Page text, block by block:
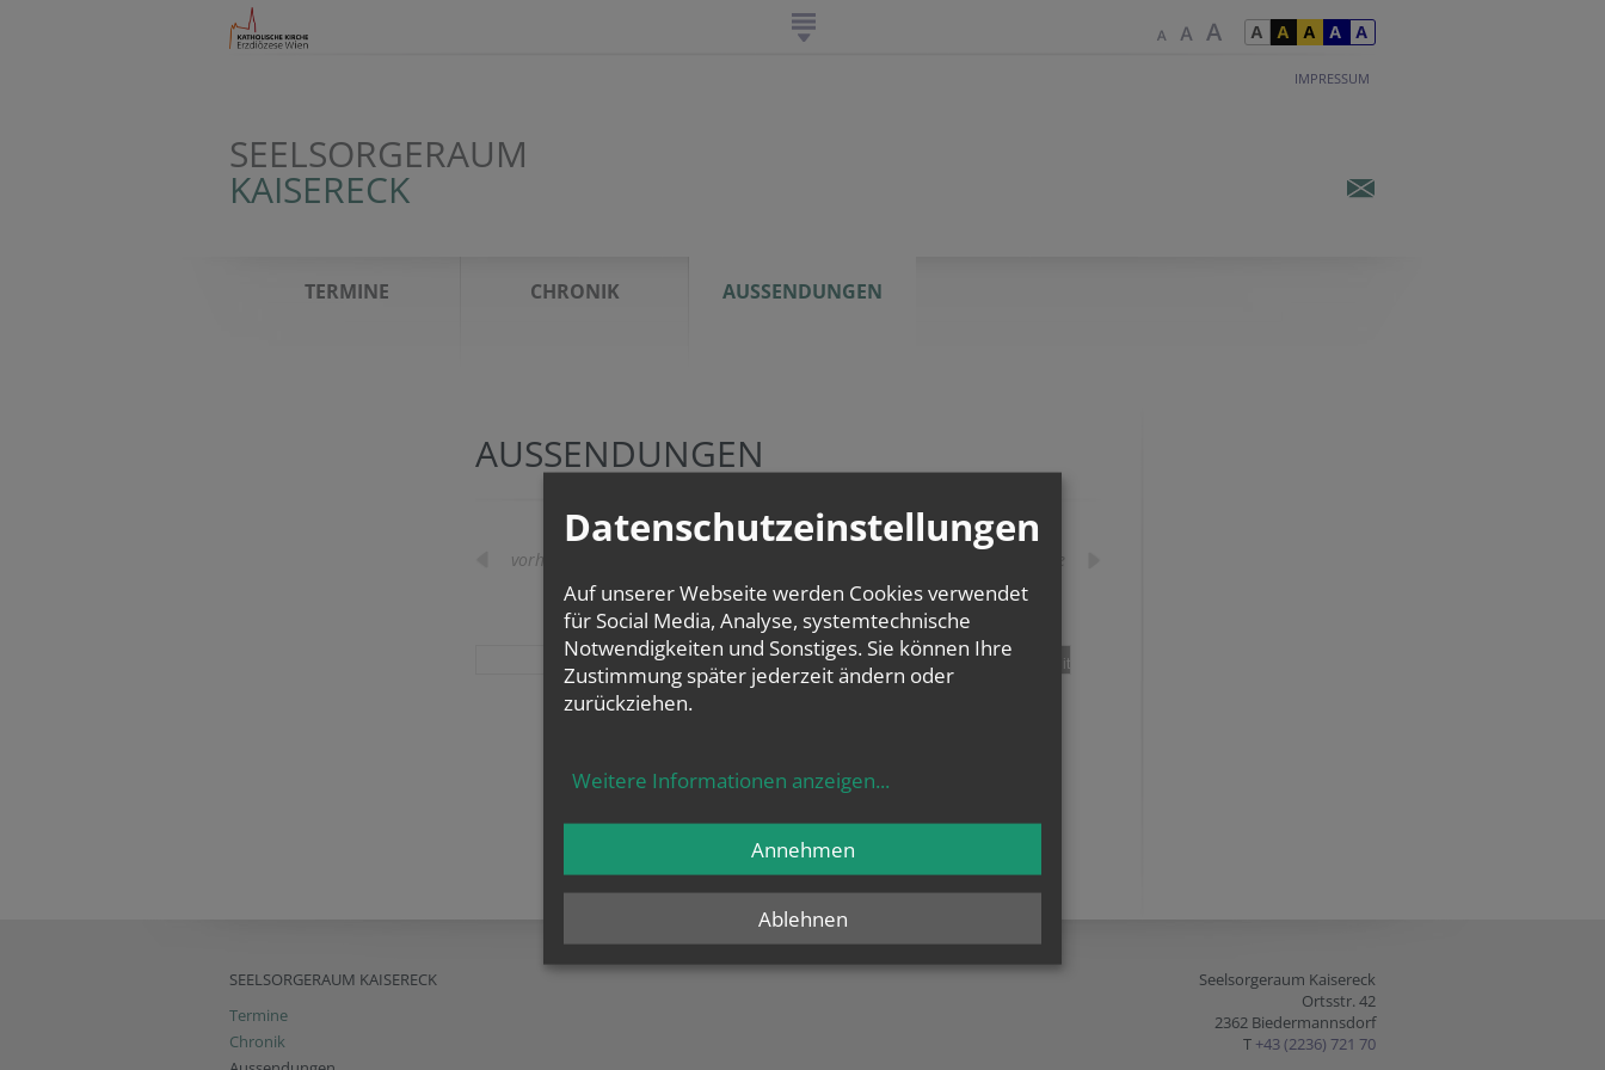
IMPRESSUM
SEELSORGERAUM
KAISERECK
TERMINE CHRONIK AUSSENDUNGEN
AUSSENDUNGEN
vorherige weitere
teilen tweet pin it
SEELSORGERAUM KAISERECK
Termine
Chronik
Seelsorgeraum Kaisereck
Ortsstr. 42
2362 Biedermannsdorf
T +43 (2236) 721 70
Datenschutzeinstellungen
Auf unserer Webseite werden Cookies verwendet
für Social Media, Analyse, systemtechnische
Notwendigkeiten und Sonstiges. Sie können Ihre
Zustimmung später jederzeit ändern oder
zurückziehen.
Weitere Informationen anzeigen...
Ablehnen
Annehmen